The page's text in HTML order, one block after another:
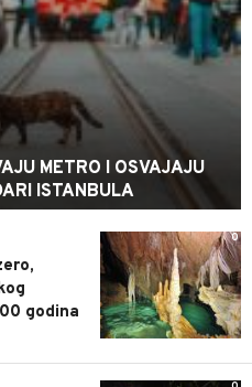
METRO I OSVAJAJU
ISTANBULA
0
godina